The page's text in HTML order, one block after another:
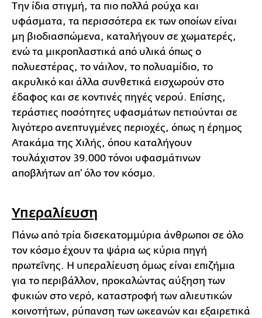
Την ίδια στιγμή, τα πιο πολλά ρούχα και
υφάσματα, τα περισσότερα εκ των οποίων είναι
μη βιοδιασπώμενα, καταλήγουν σε χωματερές,
ενώ τα μικροπλαστικά από υλικά όπως ο
πολυεστέρας, το νάιλον, το πολυαμίδιο, το
ακρυλικό και άλλα συνθετικά εισχωρούν στο
έδαφος και σε κοντινές πηγές νερού. Επίσης,
τεράστιες ποσότητες υφασμάτων πετιούνται σε
λιγότερο ανεπτυγμένες περιοχές, όπως η έρημος
Ατακάμα της Χιλής, όπου καταλήγουν
τουλάχιστον 39.000 τόνοι υφασμάτινων
αποβλήτων απ’ όλο τον κόσμο.
Υπεραλίευση
Πάνω από τρία δισεκατομμύρια άνθρωποι σε όλο
τον κόσμο έχουν τα ψάρια ως κύρια πηγή
πρωτεΐνης. Η υπεραλίευση όμως είναι επιζήμια
για το περιβάλλον, προκαλώντας αύξηση των
φυκιών στο νερό, καταστροφή των αλιευτικών
κοινοτήτων, ρύπανση των ωκεανών και εξαιρετικά